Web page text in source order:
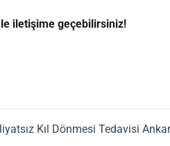
iletişime geçebilirsiniz!
Kıl Dönmesi Tedavisi